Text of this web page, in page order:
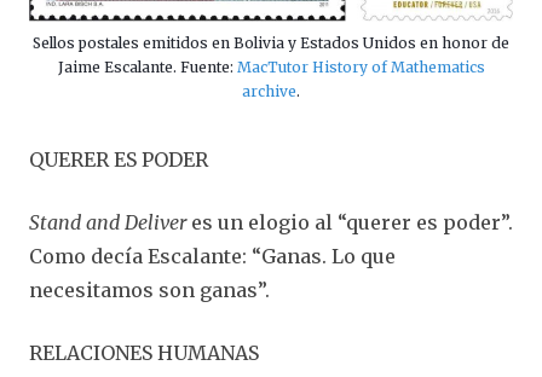
Sellos postales emitidos en Bolivia y Estados Unidos en honor de
Jaime Escalante. Fuente: MacTutor History of Mathematics
archive.
QUERER ES PODER
Stand and Deliveres un elogio al “querer es poder”.
Como decía Escalante: “Ganas. Lo que
necesitamos son ganas”.
RELACIONES HUMANAS